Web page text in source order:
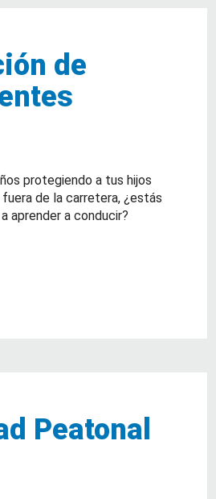
de
protegiendo a tus hijos
de la carretera, ¿estás
aprender a conducir?
Peatonal